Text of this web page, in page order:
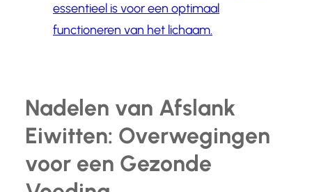
essentieel is voor een optimaal
functioneren van het lichaam.
Nadelen van Afslank
Eiwitten: Overwegingen
voor een Gezonde